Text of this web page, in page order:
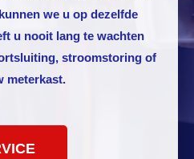
we u op dezelfde
u nooit lang te wachten
stroomstoring of
meterkast.